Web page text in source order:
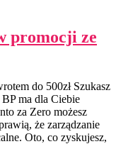
promocji ze
do 500zł Szukasz
ma dla Ciebie
za Zero możesz
że zarządzanie
Oto, co zyskujesz,